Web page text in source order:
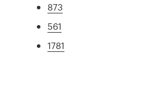
873
561
1781